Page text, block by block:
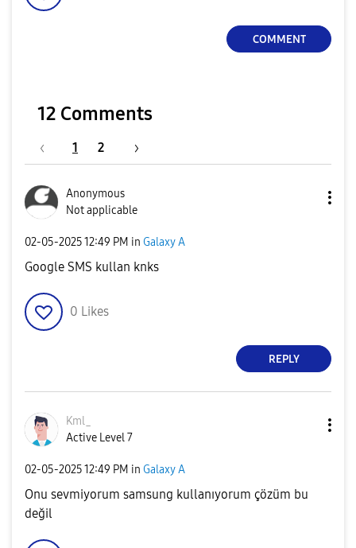
COMMENT
12 Comments
1 2
Anonymous
Not applicable
‎02-05-202512:49 PM in Galaxy A
Google SMS kullan knks
0 Likes
REPLY
Kml_
Active Level 7
‎02-05-202512:49 PM in Galaxy A
Onu sevmiyorum samsung kullanıyorum çözüm bu
değil